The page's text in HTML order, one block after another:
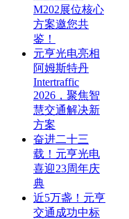
M202展位核心
方案邀您共
鉴！
元亨光电亮相
阿姆斯特丹
Intertraffic
2026，聚焦智
慧交通解决新
方案
奋进二十三
载！元亨光电
喜迎23周年庆
典
近5万盏！元亨
交通成功中标